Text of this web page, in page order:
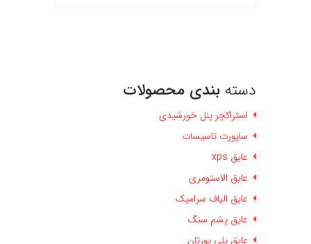
دسته بندی محصولات
استراکچر پنل خورشیدی
ساپورت تاسیسات
عایق xps
عایق الاستومری
عایق الیاف سرامیک
عایق پشم سنگ
عایق پلی یورتان